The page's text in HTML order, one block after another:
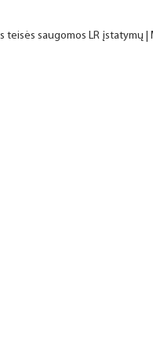
teisės saugomos LR įstatymų